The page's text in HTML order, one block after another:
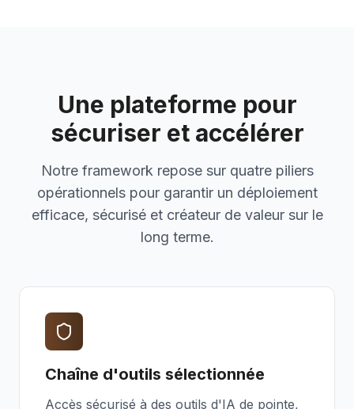
Une plateforme pour
sécuriser et accélérer
Notre framework repose sur quatre piliers
opérationnels pour garantir un déploiement
efficace, sécurisé et créateur de valeur sur le
long terme.
Chaîne d'outils sélectionnée
Accès sécurisé à des outils d'IA de pointe,